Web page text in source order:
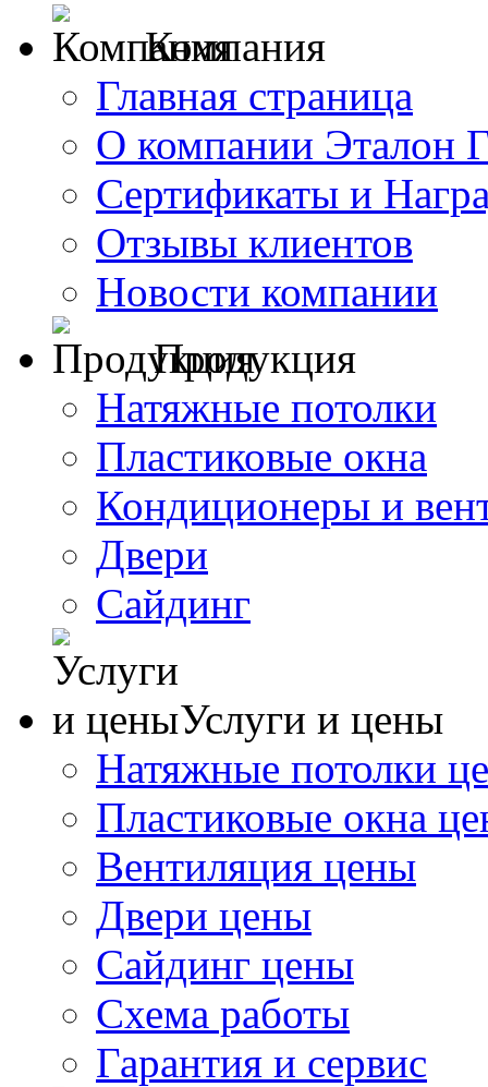
Компания
Главная страница
О компании Эталон
Сертификаты и
Отзывы клиентов
Новости компании
Продукция
Натяжные потолки
Пластиковые окна
Кондиционеры и
Двери
Сайдинг
Услуги и цены
Натяжные потолки
Пластиковые окна
Вентиляция цены
Двери цены
Сайдинг цены
Схема работы
Гарантия и сервис